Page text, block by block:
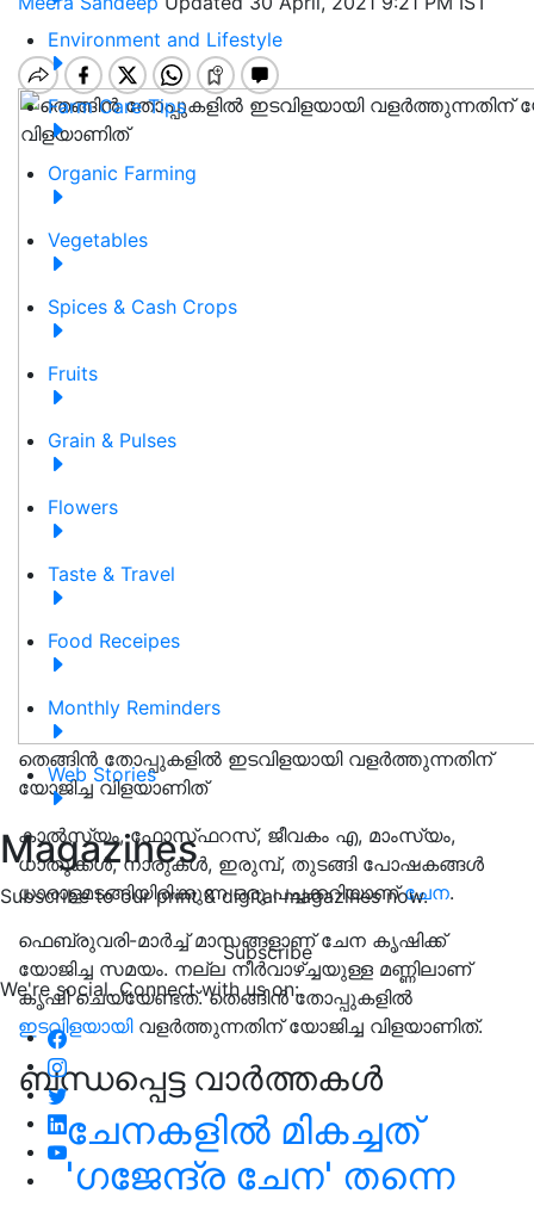
Environment and Lifestyle
Farm Care Tips
Organic Farming
Vegetables
Spices & Cash Crops
Fruits
Grain & Pulses
Flowers
Taste & Travel
Food Receipes
Monthly Reminders
Web Stories
Magazines
Subscribe to our print & digital magazines now.
Subscribe
We're social. Connect with us on:
തെങ്ങിൻ തോപ്പുകളിൽ ഇടവിളയായി വളർത്തുന്നതിന്
യോജിച്ച വിളയാണിത്
കാൽസ്യം, ഫോസ്‌ഫറസ്, ജീവകം എ, മാംസ്യം,
ധാതുക്കൾ, നാരുകൾ, ഇരുമ്പ്, തുടങ്ങി പോഷകങ്ങൾ
ധാരാളമടങ്ങിയിരിക്കുന്ന ഒരു പച്ചക്കറിയാണ്ചേന.
ഫെബ്രുവരി-മാർച്ച് മാസങ്ങളാണ് ചേന കൃഷിക്ക്
യോജിച്ച സമയം. നല്ല നീർവാഴ്ച്ചയുള്ള മണ്ണിലാണ്
കൃഷി ചെയ്യേണ്ടത്. തെങ്ങിൻ തോപ്പുകളിൽ
ഇടവിളയായിവളർത്തുന്നതിന് യോജിച്ച വിളയാണിത്.
ബന്ധപ്പെട്ട വാർത്തകൾ
ചേനകളിൽ മികച്ചത്
'ഗജേന്ദ്ര ചേന' തന്നെ